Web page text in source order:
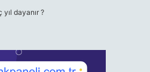
dayanır ?